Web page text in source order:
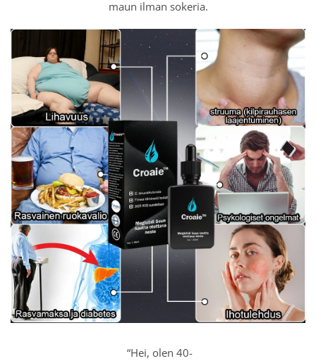
maun ilman sokeria.
“Hei, olen 40-